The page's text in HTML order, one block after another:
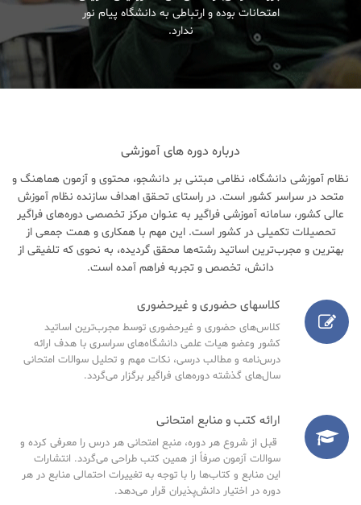
امتحانات بوده و ارتباطی به دانشگاه پیام نور
ندارد.
درباره دوره های آموزشی
نظام آموزشی دانشگاه، نظامی مبتنی بر دانشجو، محتوی و آزمون هماهنگ و
متحد در سراسر کشور است. در راستای تحـقق اهداف سازنده نظام آموزش
عالی کشور، سامانه آموزشی فراگیر به عنـوان مرکز تخصصی دوره‌های فراگیر
تحصیلات تکمیلی در کشور است. این مهم با همکاری و همت جمعی از
بهترین و مجرب‌ترین اساتید رشته‌ها محقق گردیده، به نحوی که تلفیقی از
دانش، تخصص و تجربه فراهم آمده است.
کلاسهای حضوری و غیرحضوری
کلاس‌های حضوری و غیرحضوری توسط مجرب‌ترین اساتید
کشور وعضو هیات علمی دانشگاه‌های سراسری با هدف ارائه
درس‌نامه‌ و مطالب درسی، نکات مهم و تحلیل سوالات امتحانی
سال‌های گذشته دوره‌های فراگیر برگزار می‌گردد.
ارائه کتب و منابع امتحانی
قبل از شروع هر دوره، منبع امتحانی هر درس را معرفی کرده و
سوالات آزمون صرفاً از همین کتب طراحی می‌گردد. انتشارات
این منابع و کتاب‌ها را با توجه به تغییرات احتمالی منابع در هر
دوره در اختیار دانش‌پذیران قرار می‌دهد.